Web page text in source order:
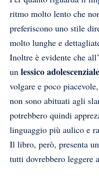
ritmo molto lento che
preferiscono uno stile
molto lunghe e
Inoltre è evidente che
un lessico adolescenziale
volgare e poco
non sono abituati agli
potrebbero quindi
linguaggio più aulico e
Il libro, però, presenta
tutti dovrebbero leggere